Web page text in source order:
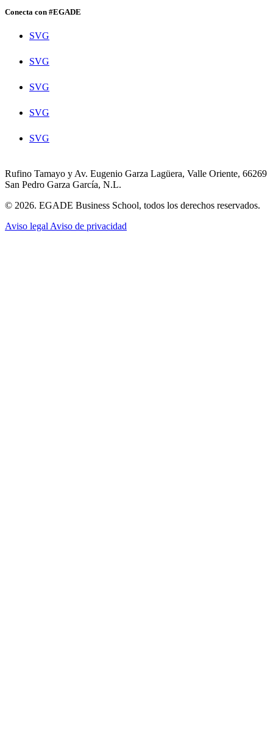
Conecta con #EGADE
SVG
SVG
SVG
SVG
SVG
Rufino Tamayo y Av. Eugenio Garza Lagüera, Valle Oriente, 66269
San Pedro Garza García, N.L.
© 2026. EGADE Business School, todos los derechos reservados.
Aviso legal Aviso de privacidad